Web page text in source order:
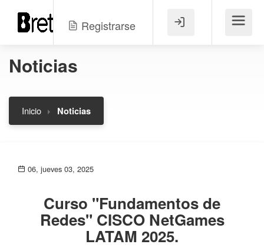
Registrarse Menú
Noticias
Inicio Noticias
06, jueves 03, 2025
Curso "Fundamentos de
Redes" CISCO NetGames
LATAM 2025.